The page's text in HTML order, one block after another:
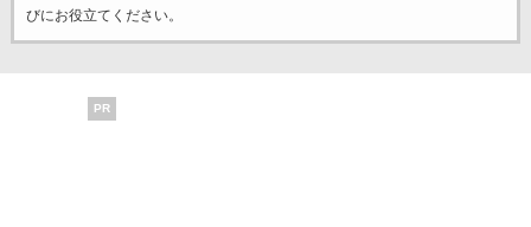
びにお役立てください。
PR